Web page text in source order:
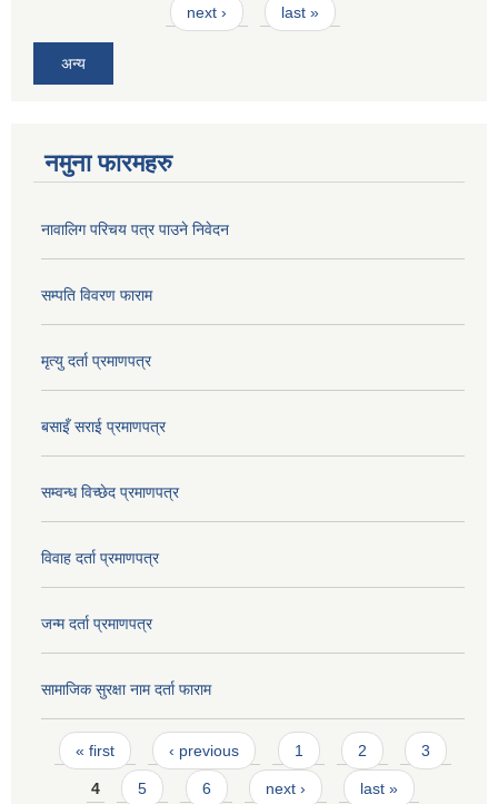
next › last »
अन्य
नमुना फारमहरु
नावालिग परिचय पत्र पाउने निवेदन
सम्पति विवरण फाराम
मृत्यु दर्ता प्रमाणपत्र
बसाइँ सराई प्रमाणपत्र
सम्वन्ध विच्छेद प्रमाणपत्र
विवाह दर्ता प्रमाणपत्र
जन्म दर्ता प्रमाणपत्र
सामाजिक सुरक्षा नाम दर्ता फाराम
Pages
« first ‹ previous 1 2 3
4 5 6 next › last »